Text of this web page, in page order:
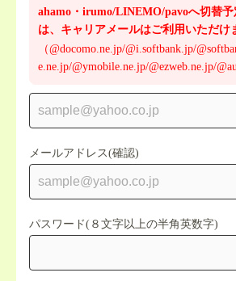
ahamo・irumo/LINEMO/pavoへ切替
は、キャリアメールはご利用いただけ
（@docomo.ne.jp/@i.softbank.jp/
e.ne.jp/@ymobile.ne.jp/@ezweb.ne.jp/
メールアドレス(確認)
パスワード(８文字以上の半角英数字)